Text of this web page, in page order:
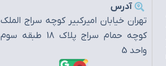
آدرس
تهران خیابان امیرکبیر کوچه سراج الملک
کوچه حمام سراج پلاک 18 طبقه سوم
واحد 5